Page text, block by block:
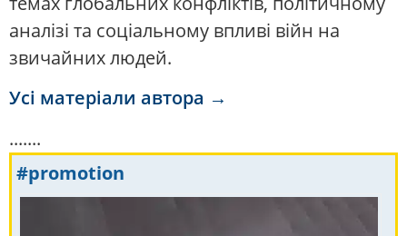
аналізі та соціальному впливі війн на
звичайних людей.
Усі матеріали автора →
.......
#promotion